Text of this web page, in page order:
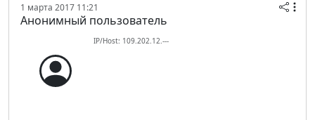
1 марта 2017 11:21
Анонимный пользователь
IP/Host: 109.202.12.---